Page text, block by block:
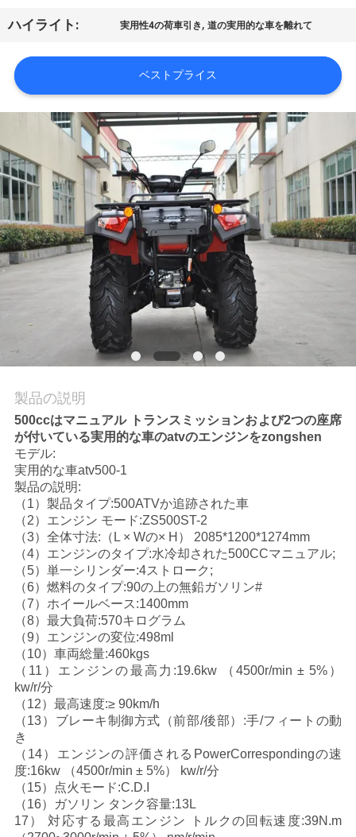
旅
品
管
理
私
連
し
な
さ
い
引
用
を
要
求
し
な
さ
い
ハイライト: 実用性4の荷車引き ,道の実用的な車を離れて
ベストプライス
製品の説明
500ccはマニュアル トランスミッションおよび2つの座席
が付いている実用的な車のatvのエンジンをzongshen
モデル:
実用的な車atv500-1
製品の説明:
（1）製品タイプ:500ATVか追跡された車
（2）エンジン モード:ZS500ST-2
（3）全体寸法:（L × Wの× H） 2085*1200*1274mm
（4）エンジンのタイプ:水冷却された500CCマニュアル;
（5）単一シリンダー:4ストローク;
（6）燃料のタイプ:90の上の無鉛ガソリン#
（7）ホイールベース:1400mm
（8）最大負荷:570キログラム
（9）エンジンの変位:498ml
（10）車両総量:460kgs
（11）エンジンの最高力:19.6kw （4500r/min ± 5%）
kw/r/分
（12）最高速度:≥ 90km/h
（13）ブレーキ制御方式（前部/後部）:手/フィートの動
き
（14）エンジンの評価されるPowerCorrespondingの速
度:16kw （4500r/min ± 5%） kw/r/分
（15）点火モード:C.D.I
（16）ガソリン タンク容量:13L
17） 対応する最高エンジン トルクの回転速度:39N.m